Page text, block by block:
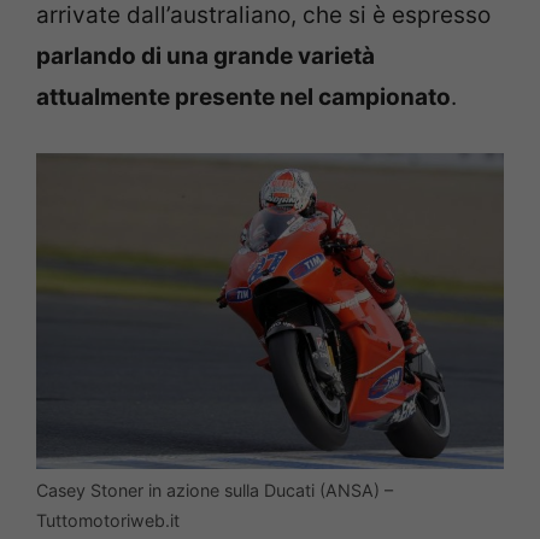
arrivate dall’australiano, che si è espresso
parlando di una grande varietà
attualmente presente nel campionato.
Casey Stoner in azione sulla Ducati (ANSA) –
Tuttomotoriweb.it